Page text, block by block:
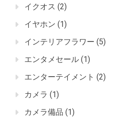
イクオス (2)
イヤホン (1)
インテリアフラワー (5)
エンタメセール (1)
エンターテイメント (2)
カメラ (1)
カメラ備品 (1)